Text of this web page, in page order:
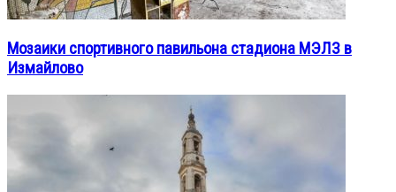
Мозаики спортивного павильона стадиона МЭЛЗ в
Измайлово